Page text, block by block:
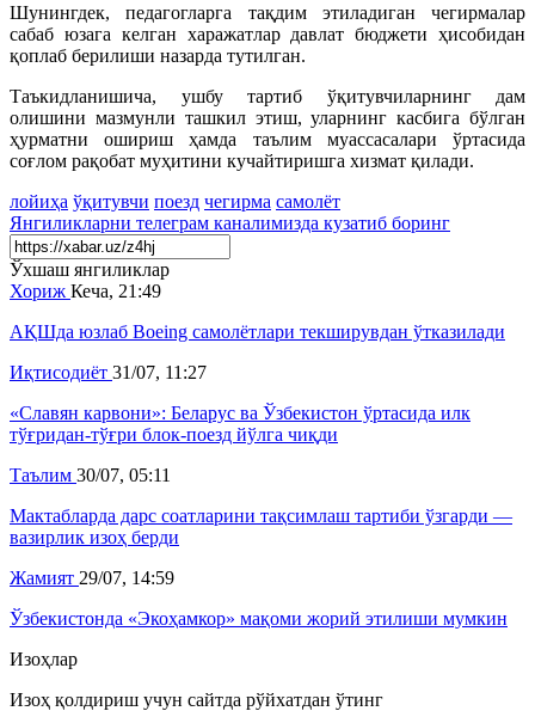
Шунингдек, педагогларга тақдим этиладиган чегирмалар
сабаб юзага келган харажатлар давлат бюджети ҳисобидан
қоплаб берилиши назарда тутилган.
Таъкидланишича, ушбу тартиб ўқитувчиларнинг дам
олишини мазмунли ташкил этиш, уларнинг касбига бўлган
ҳурматни ошириш ҳамда таълим муассасалари ўртасида
соғлом рақобат муҳитини кучайтиришга хизмат қилади.
лойиҳа ўқитувчи поезд чегирма самолёт
Янгиликларни телеграм каналимизда кузатиб боринг
Ўхшаш янгиликлар
Хориж Кеча, 21:49
АҚШда юзлаб Boeing самолётлари текширувдан ўтказилади
Иқтисодиёт 31/07, 11:27
«Славян карвони»: Беларус ва Ўзбекистон ўртасида илк
тўғридан-тўғри блок-поезд йўлга чиқди
Таълим 30/07, 05:11
Мактабларда дарс соатларини тақсимлаш тартиби ўзгарди —
вазирлик изоҳ берди
Жамият 29/07, 14:59
Ўзбекистонда «Экоҳамкор» мақоми жорий этилиши мумкин
Изоҳлар
Изоҳ қолдириш учун сайтда рўйхатдан ўтинг